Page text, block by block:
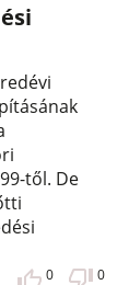
től. De
0 0